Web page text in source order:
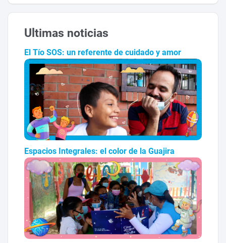
Ultimas noticias
El Tío SOS: un referente de cuidado y amor
Espacios Integrales: el color de la Guajira